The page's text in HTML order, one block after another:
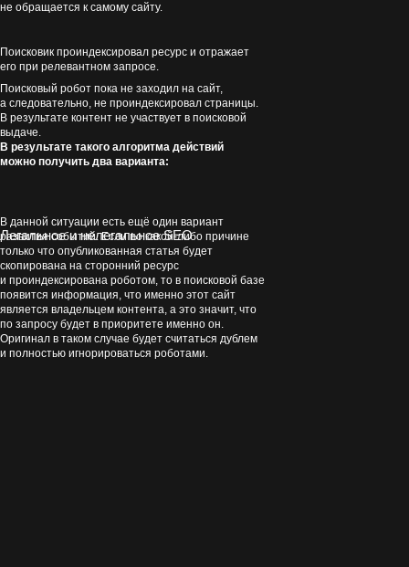
не обращается к самому сайту.
Поисковик проиндексировал ресурс и отражает
его при релевантном запросе.
Поисковый робот пока не заходил на сайт,
а следовательно, не проиндексировал страницы.
В результате контент не участвует в поисковой
выдаче.
В результате такого алгоритма действий
можно получить два варианта:
В данной ситуации есть ещё один вариант
развития событий. Если по какой-либо причине
только что опубликованная статья будет
скопирована на сторонний ресурс
и проиндексирована роботом, то в поисковой базе
появится информация, что именно этот сайт
является владельцем контента, а это значит, что
по запросу будет в приоритете именно он.
Оригинал в таком случае будет считаться дублем
и полностью игнорироваться роботами.
Легальное и нелегальное SEO